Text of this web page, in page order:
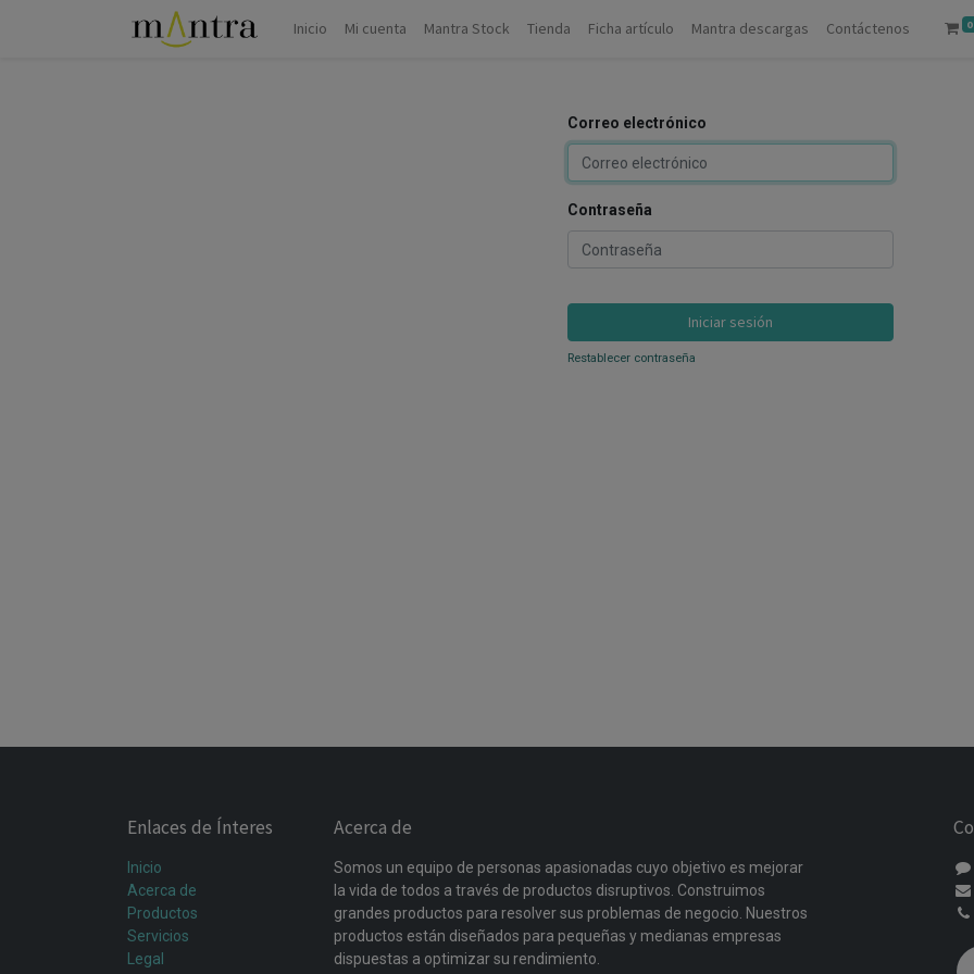
Inicio Mi cuenta Mantra Stock Tienda Ficha artículo Mantra descargas Contáctenos 0
Correo electrónico
Contraseña
Iniciar sesión
Restablecer contraseña
Enlaces de Ínteres
Inicio
Acerca de
Productos
Servicios
Legal
Acerca de
Somos un equipo de personas apasionadas cuyo objetivo es mejorar
la vida de todos a través de productos disruptivos. Construimos
grandes productos para resolver sus problemas de negocio. Nuestros
productos están diseñados para pequeñas y medianas empresas
dispuestas a optimizar su rendimiento.